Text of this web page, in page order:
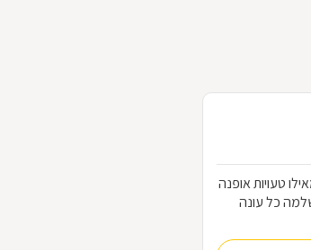
בארון ומאילו טעויות אופנה
כל עונה